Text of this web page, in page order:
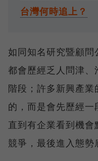
台灣何時追上？
如同知名研究暨顧
都會歷經乏人問津
階段；許多新興產
的，而是會先歷經一
直到有企業看到機
競爭，最後進入態勢